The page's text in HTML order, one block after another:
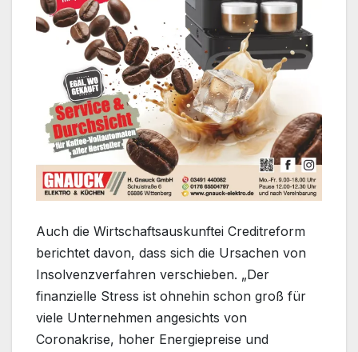
Auch die Wirtschaftsauskunftei Creditreform
berichtet davon, dass sich die Ursachen von
Insolvenzverfahren verschieben. „Der
finanzielle Stress ist ohnehin schon groß für
viele Unternehmen angesichts von
Coronakrise, hoher Energiepreise und